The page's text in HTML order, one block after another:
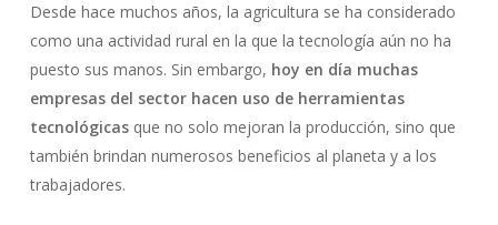
No hay productos en el carrito.
Go To Shop
Desde hace muchos años, la agricultura se ha considerado
como una actividad rural en la que la tecnología aún no ha
puesto sus manos. Sin embargo, hoy en día muchas
empresas del sector hacen uso de herramientas
tecnológicasque no solo mejoran la producción, sino que
también brindan numerosos beneficios al planeta y a los
trabajadores.